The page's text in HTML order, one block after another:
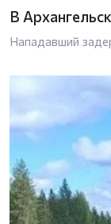
В
Нападавший